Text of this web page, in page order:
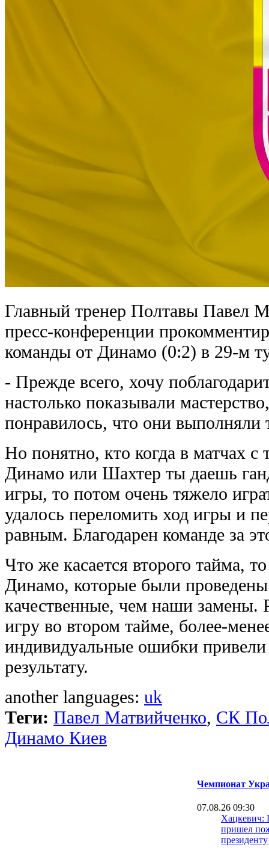
Главный тренер Полтавы Павел
пресс-конференции
команды от Динамо (0:2) в 29-м
- Прежде всего, хочу
настолько показывали
понравилось, что они
Но понятно, кто когда в матчах
Динамо или Шахтер ты даешь
игры, то потом очень тяжело
удалось переломить ход игры и
равным. Благодарен команде за
Что же касается второго тайма,
Динамо, которые были
качественные, чем наши замены.
игру во втором тайме, более-
индивидуальные ошибки привели
результату.
another languages: uk
Теги: Павел Матвийченко, СК
Динамо Киев
Чемпионат
07.08.26 09:30
Хацкевич:
пришел
президенту